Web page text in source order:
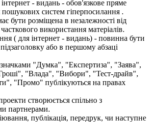
інтернет - видань - обов'язкове пряме
пошукових систем гіперпосилання .
бути розміщена в незалежності від
використання матеріалів.
( для інтернет - видань) - повинна бути
або в першому абзаці
"Думка", "Експертиза", "Заява",
"Влада", "Вибори", "Тест-драйв",
"Промо" публікуються на правах
створюється спільно з
партнерами.
публікація, передрук, чи наступне